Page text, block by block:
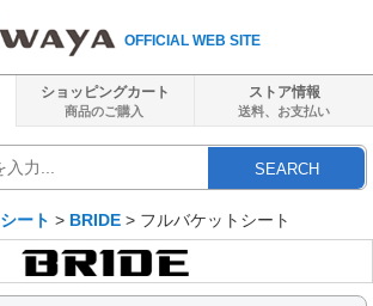
OFFICIAL WEB SITE
ショッピングカート
商品のご購入
ストア情報
送料、 お支払い
SEARCH
シート > BRIDE > フルバケットシート